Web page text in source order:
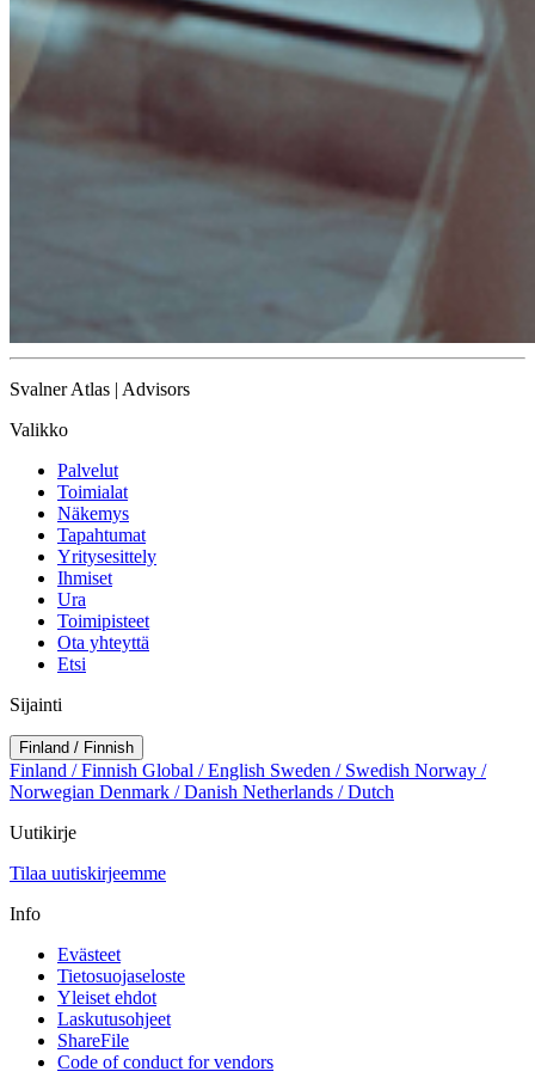
Svalner Atlas | Advisors
Valikko
Palvelut
Toimialat
Näkemys
Tapahtumat
Yritysesittely
Ihmiset
Ura
Toimipisteet
Ota yhteyttä
Etsi
Sijainti
Finland / Finnish
Finland / Finnish Global / English Sweden / Swedish Norway /
Norwegian Denmark / Danish Netherlands / Dutch
Uutikirje
Tilaa uutiskirjeemme
Info
Evästeet
Tietosuojaseloste
Yleiset ehdot
Laskutusohjeet
ShareFile
Code of conduct for vendors